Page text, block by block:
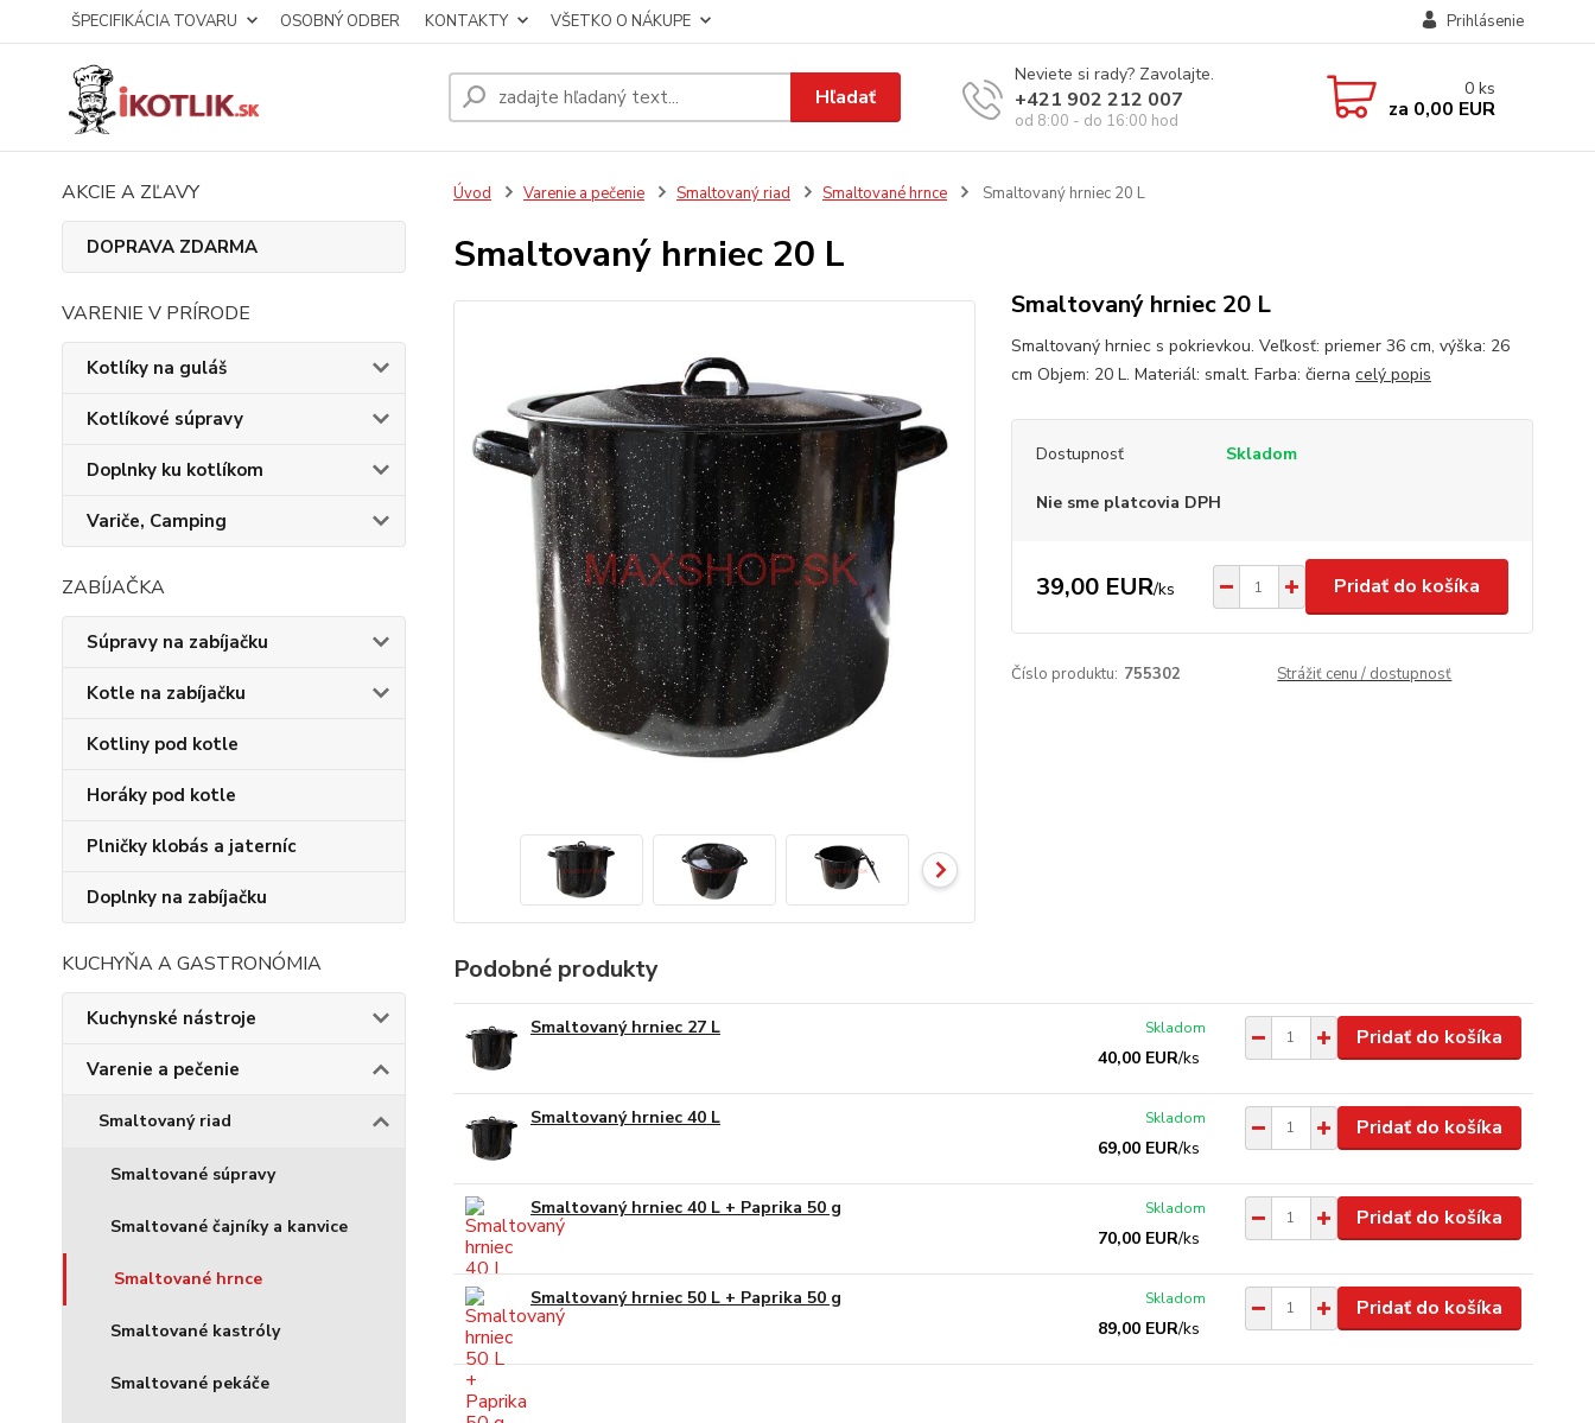
ŠPECIFIKÁCIA TOVARU OSOBNÝ ODBER KONTAKTY VŠETKO O NÁKUPE Prihlásenie
Hľadať
Neviete si rady? Zavolajte.
+421 902 212 007
od 8:00 - do 16:00 hod
0 ks
za 0,00 EUR
AKCIE A ZĽAVY
DOPRAVA ZDARMA
VARENIE V PRÍRODE
Kotlíky na guláš
Kotlíkové súpravy
Doplnky ku kotlíkom
Variče, Camping
ZABÍJAČKA
Súpravy na zabíjačku
Kotle na zabíjačku
Kotliny pod kotle
Horáky pod kotle
Plničky klobás a jaterníc
Doplnky na zabíjačku
KUCHYŇA A GASTRONÓMIA
Kuchynské nástroje
Varenie a pečenie
Smaltovaný riad
Smaltované súpravy
Smaltované čajníky a kanvice
Smaltované hrnce
Smaltované kastróly
Smaltované pekáče
Úvod Varenie a pečenie Smaltovaný riad Smaltované hrnce Smaltovaný hrniec 20 L
Smaltovaný hrniec 20 L
Smaltovaný hrniec 20 L
Smaltovaný hrniec s pokrievkou. Veľkosť: priemer 36 cm, výška: 26
cm Objem: 20 L. Materiál: smalt. Farba: čierna celý popis
Dostupnosť Skladom
Nie sme platcovia DPH
39,00 EUR/ks Pridať do košíka
Číslo produktu: 755302 Strážiť cenu / dostupnosť
Podobné produkty
Smaltovaný hrniec 27 L
40,00 EUR/ks
Skladom Pridať do košíka
Smaltovaný hrniec 40 L
69,00 EUR/ks
Skladom Pridať do košíka
Smaltovaný hrniec 40 L + Paprika 50 g
70,00 EUR/ks
Skladom Pridať do košíka
Smaltovaný hrniec 50 L + Paprika 50 g
89,00 EUR/ks
Skladom Pridať do košíka